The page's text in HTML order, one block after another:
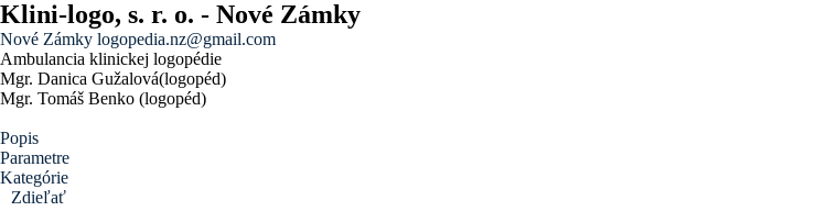
Klini-logo, s. r. o. - Nové Zámky
Nové Zámky logopedia.nz@gmail.com
Ambulancia klinickej logopédie
Mgr. Danica Gužalová(logopéd)
Mgr. Tomáš Benko (logopéd)
Popis
Parametre
Kategórie
Zdieľať